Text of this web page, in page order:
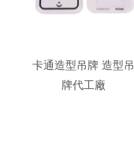
卡通造型吊牌 造型吊
牌代工廠